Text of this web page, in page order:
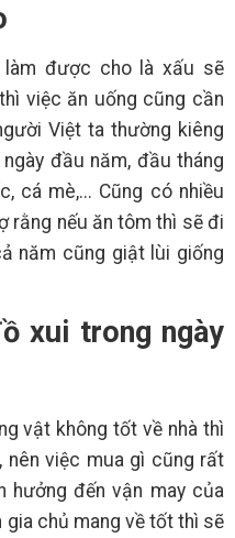
làm được cho là xấu sẽ
việc ăn uống cũng cần
Việt ta thường kiêng
đầu năm, đầu tháng
cá mè,... Cũng có nhiều
rằng nếu ăn tôm thì sẽ đi
năm cũng giật lùi giống
xui trong ngày
vật không tốt về nhà thì
nên việc mua gì cũng rất
hưởng đến vận may của
chủ mang về tốt thì sẽ